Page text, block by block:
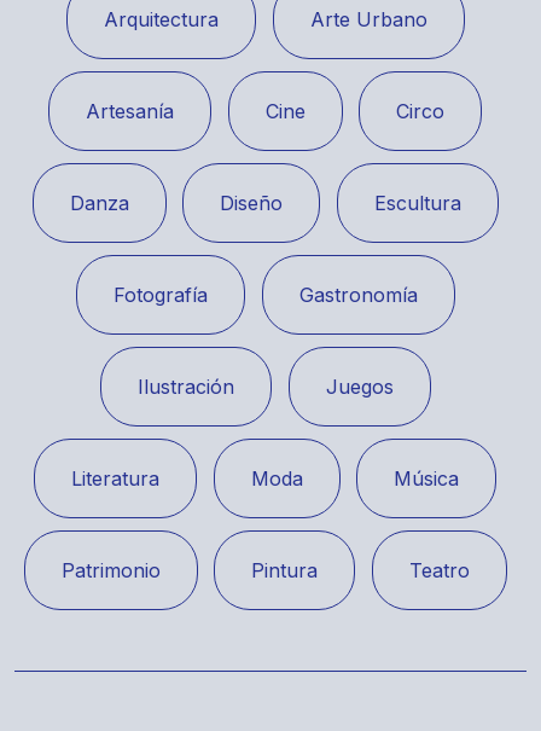
Arquitectura Arte Urbano
Artesanía Cine Circo
Danza Diseño Escultura
Fotografía Gastronomía
Ilustración Juegos
Literatura Moda Música
Patrimonio Pintura Teatro